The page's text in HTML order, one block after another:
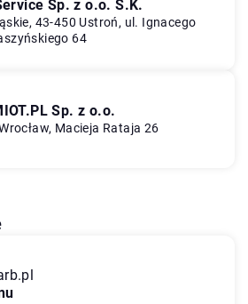
Sp. z o.o. S.K.
43-450 Ustroń, ul. Ignacego
64
Sp. z o.o.
Macieja Rataja 26